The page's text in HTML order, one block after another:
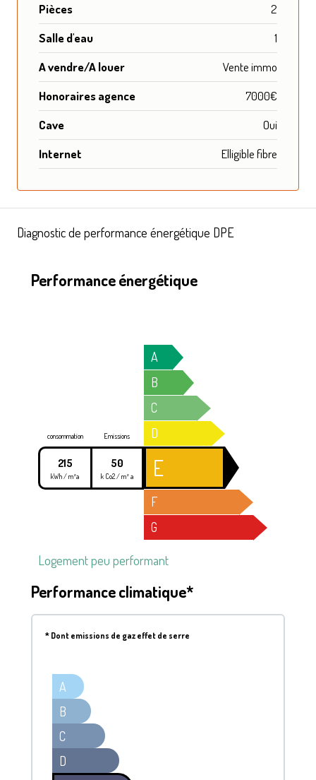
Pièces
2
Salle d'eau
1
A vendre/A louer
Vente immo
Honoraires agence
7000€
Cave
Oui
Internet
Elligible fibre
Diagnostic de performance énergétique DPE
Performance énergétique
A
B
C
D
consommation
215
kWh / m²a
Emissions
50
k Co2 / m² a E
F
G
Logement peu performant
Performance climatique*
*Dont emissions de gaz effet de serre
A
B
C
D